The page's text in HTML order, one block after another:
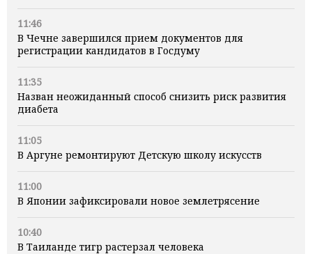
11:46
В Чечне завершился прием документов для
регистрации кандидатов в Госдуму
11:35
Назван неожиданный способ снизить риск развития
диабета
11:05
В Аргуне ремонтируют Детскую школу искусств
11:00
В Японии зафиксировали новое землетрясение
10:40
В Таиланде тигр растерзал человека